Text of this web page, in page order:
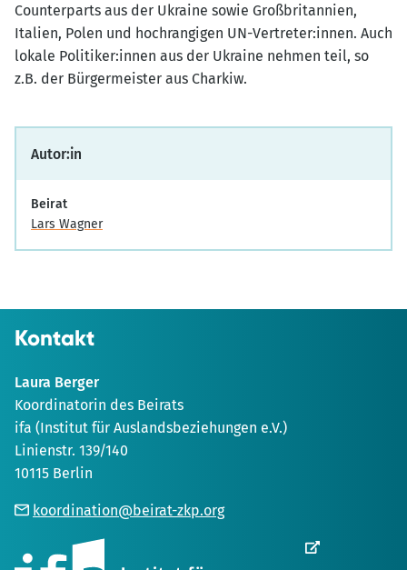
Counterparts aus der Ukraine sowie Großbritannien,
Italien, Polen und hochrangigen UN-Vertreter:innen. Auch
lokale Politiker:innen aus der Ukraine nehmen teil, so
z.B. der Bürgermeister aus Charkiw.
Autor:in
Beirat
Lars Wagner
Kontakt
Laura Berger
Koordinatorin des Beirats
ifa (Institut für Auslandsbeziehungen e.V.)
Linienstr. 139/140
10115 Berlin
koordination@beirat-zkp.org
in